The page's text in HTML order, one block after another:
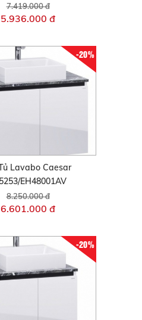
7.419.000 đ
5.936.000 đ
-20%
Lavabo Caesar
EH48001AV
8.250.000 đ
6.601.000 đ
-20%